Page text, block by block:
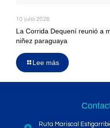
10 julio 2026
La Corrida Dequení reunió a
niñez paraguaya
Lee más
Ruta Mariscal